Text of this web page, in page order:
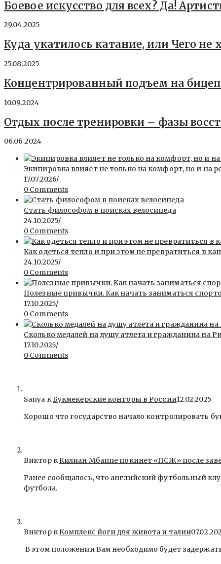
Боевое искусство для всех? Да!
29.04.2025
Куда укатилось катание, или Чего не
25.08.2025
Концентрированный подъем на
10.09.2024
Отдых после тренировки – фазы
06.06.2024
Экипировка влияет не только на комфорт, но и на
17.07.2026/
0 Comments
Стать философом в поисках велосипеда
24.10.2025/
0 Comments
Как одеться тепло и при этом не превратиться в
24.10.2025/
0 Comments
Полезные привычки. Как начать заниматься
17.10.2025/
0 Comments
Сколько медалей на душу атлета и гражданина на
17.10.2025/
0 Comments
Sanya кБукмекерские конторы в России12.02.2025
Хорошо что государство начало контролировать
Виктор кКилиан Мбаппе покинет «ПСЖ» после
Ранее сообщалось, что английский футбольный
футбола.
Виктор кКомплекс йоги для живота и талии
В этом положении Вам необходимо будет